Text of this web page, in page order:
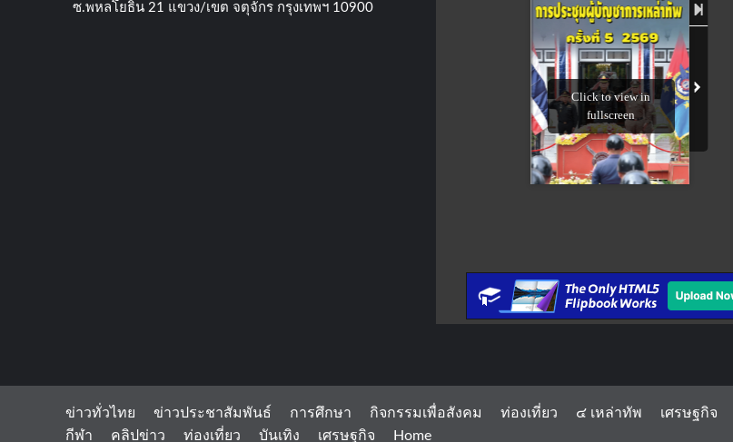
ซ.พหลโยธิน​ 21​ แขวง/เขต​ จตุจักร​ กรุงเทพฯ 10900
ข่าวทั่วไทย ข่าวประชาสัมพันธ์ การศึกษา กิจกรรมเพื่อสังคม ท่องเที่ยว ๔ เหล่าทัพ เศรษฐกิจ
กีฬา
คลิปข่าว ท่องเที่ยว บันเทิง เศรษฐกิจ Home